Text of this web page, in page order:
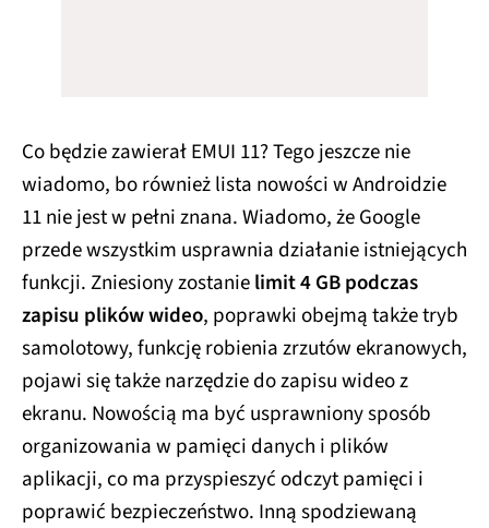
Co będzie zawierał EMUI 11? Tego jeszcze nie
wiadomo, bo również lista nowości w Androidzie
11 nie jest w pełni znana. Wiadomo, że Google
przede wszystkim usprawnia działanie istniejących
funkcji. Zniesiony zostanielimit 4 GB podczas
zapisu plików wideo, poprawki obejmą także tryb
samolotowy, funkcję robienia zrzutów ekranowych,
pojawi się także narzędzie do zapisu wideo z
ekranu. Nowością ma być usprawniony sposób
organizowania w pamięci danych i plików
aplikacji, co ma przyspieszyć odczyt pamięci i
poprawić bezpieczeństwo. Inną spodziewaną